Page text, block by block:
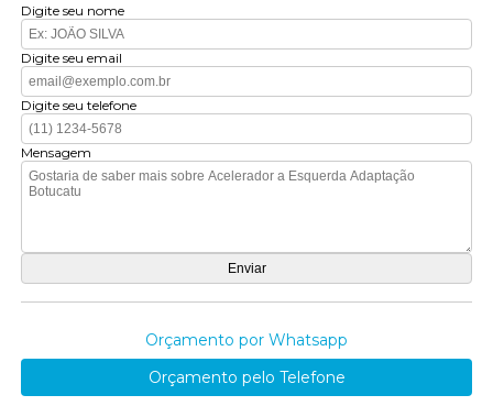
Digite seu nome
Digite seu email
Digite seu telefone
Mensagem
Orçamento por Whatsapp
Orçamento pelo Telefone